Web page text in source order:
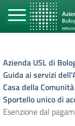
Azienda USL di
Guida ai servizi
Casa della
Sportello unico di
Esenzione dal